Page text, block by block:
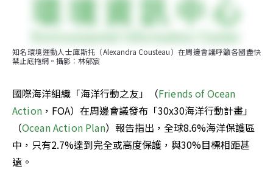
知名環境運動人士庫斯托（Alexandra Cousteau）在周邊會議呼籲各國盡快
禁止底拖網。攝影︰林郁宸
國際海洋組織「海洋行動之友」（Friends of Ocean
Action，FOA）在周邊會議發布「30x30海洋行動計畫」
（Ocean Action Plan）報告指出，全球8.6%海洋保護區
中，只有2.7%達到完全或高度保護，與30%目標相距甚
遠。